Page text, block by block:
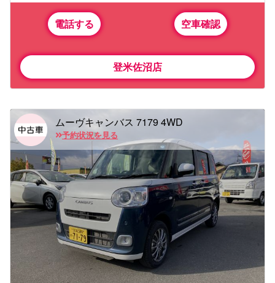
電話する 空車確認
登米佐沼店
ムーヴキャンバス 7179 4WD
予約状況を見る